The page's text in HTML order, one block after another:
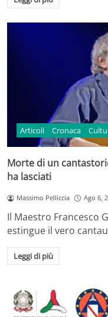
Articoli Cronaca
Morte di un
ha lasciati
Massimo Pelliccia Ago 6,
Il Maestro Francesco
estingue il vero
Leggi di più